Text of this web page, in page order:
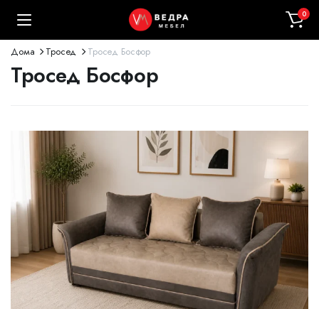
0
Дома Тросед Тросед Босфор
Тросед Босфор